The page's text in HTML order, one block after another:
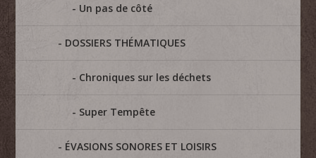
Un pas de côté
DOSSIERS THÉMATIQUES
Chroniques sur les déchets
Super Tempête
ÉVASIONS SONORES ET LOISIRS